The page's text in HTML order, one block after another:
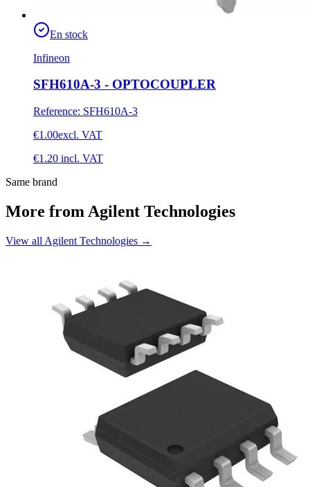
En stock
Infineon
SFH610A-3 - OPTOCOUPLER
Reference: SFH610A-3
€1.00excl. VAT
€1.20 incl. VAT
Same brand
More from Agilent Technologies
View all Agilent Technologies →